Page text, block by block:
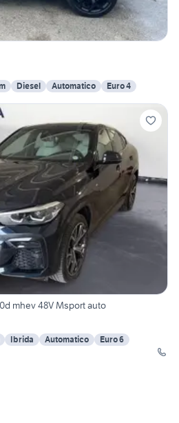
Diesel Automatico Euro 4
mhev 48V Msport auto
Ibrida Automatico
Euro 6